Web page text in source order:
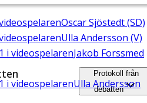
Oscar Sjöstedt (SD)
Ulla Andersson (V)
i videospelarenJakob Forssmed
i videospelarenUlla Andersson
Protokoll från
debatten